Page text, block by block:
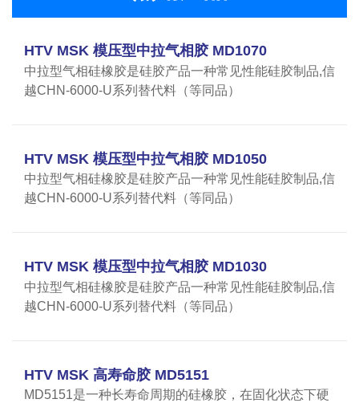
HTV MSK 模压型中拉气相胶 MD1070
中拉型气相硅橡胶是硅胶产品一种常见性能硅胶制品,信
越CHN-6000-U系列替代料（等同品）
HTV MSK 模压型中拉气相胶 MD1050
中拉型气相硅橡胶是硅胶产品一种常见性能硅胶制品,信
越CHN-6000-U系列替代料（等同品）
HTV MSK 模压型中拉气相胶 MD1030
中拉型气相硅橡胶是硅胶产品一种常见性能硅胶制品,信
越CHN-6000-U系列替代料（等同品）
HTV MSK 高寿命胶 MD5151
MD5151是一种长寿命周期的硅橡胶，在固化状态下硬